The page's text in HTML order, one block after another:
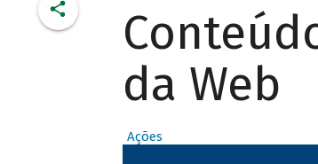
da Web
Ações